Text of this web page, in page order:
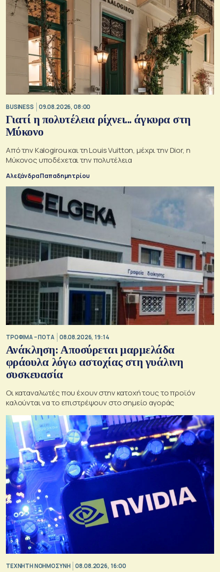
BUSINESS 09.08.2026, 08:00
Γιατί η πολυτέλεια ρίχνει... άγκυρα στη
Μύκονο
Από την Kalogirou και τη Louis Vuitton, μέχρι την Dior, η
Μύκονος υποδέχεται την πολυτέλεια
Αλεξάνδρα Παπαδημητρίου
ΤΡΟΦΙΜΑ – ΠΟΤΑ 08.08.2026, 19:14
Ανάκληση: Αποσύρεται μαρμελάδα
φράουλα λόγω αστοχίας στη γυάλινη
συσκευασία
Οι καταναλωτές που έχουν στην κατοχή τους το προϊόν
καλούνται να το επιστρέψουν στο σημείο αγοράς
TΕΧΝΗΤΗ ΝΟΗΜΟΣΥΝΗ 08.08.2026, 16:00